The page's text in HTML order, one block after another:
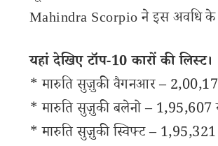
Mahindra Scorpio ने इस अवधि के
यहां देखिए टॉप-10 कारों की लिस्ट।
* मारुति सुज़ुकी वैगनआर –
* मारुति सुज़ुकी बलेनो – 1,95,607
* मारुति सुज़ुकी स्विफ्ट –